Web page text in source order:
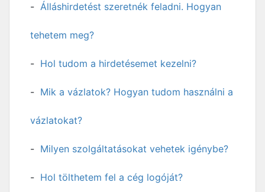
Álláshirdetést szeretnék feladni. Hogyan
tehetem meg?
Hol tudom a hirdetésemet kezelni?
Mik a vázlatok? Hogyan tudom használni a
vázlatokat?
Milyen szolgáltatásokat vehetek igénybe?
Hol tölthetem fel a cég logóját?